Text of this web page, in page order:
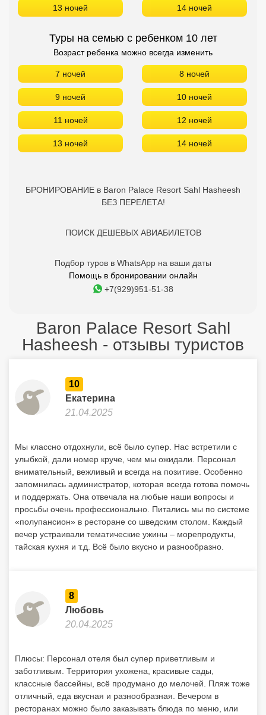
13 ночей 14 ночей
Туры на семью с ребенком 10 лет
Возраст ребенка можно всегда изменить
7 ночей 8 ночей
9 ночей 10 ночей
11 ночей 12 ночей
13 ночей 14 ночей
БРОНИРОВАНИЕ в Baron Palace Resort Sahl Hasheesh
БЕЗ ПЕРЕЛЕТА!
ПОИСК ДЕШЕВЫХ АВИАБИЛЕТОВ
Подбор туров в WhatsApp на ваши даты
Помощь в бронировании онлайн
+7(929)951-51-38
Baron Palace Resort Sahl
Hasheesh - отзывы туристов
10
Екатерина
21.04.2025
Мы классно отдохнули, всё было супер. Нас встретили с
улыбкой, дали номер круче, чем мы ожидали. Персонал
внимательный, вежливый и всегда на позитиве. Особенно
запомнилась администратор, которая всегда готова помочь
и поддержать. Она отвечала на любые наши вопросы и
просьбы очень профессионально. Питались мы по системе
«полупансион» в ресторане со шведским столом. Каждый
вечер устраивали тематические ужины – морепродукты,
тайская кухня и т.д. Всё было вкусно и разнообразно.
8
Любовь
20.04.2025
Плюсы: Персонал отеля был супер приветливым и
заботливым. Территория ухожена, красивые сады,
классные бассейны, всё продумано до мелочей. Пляж тоже
отличный, еда вкусная и разнообразная. Вечером в
ресторанах можно было заказывать блюда по меню, или